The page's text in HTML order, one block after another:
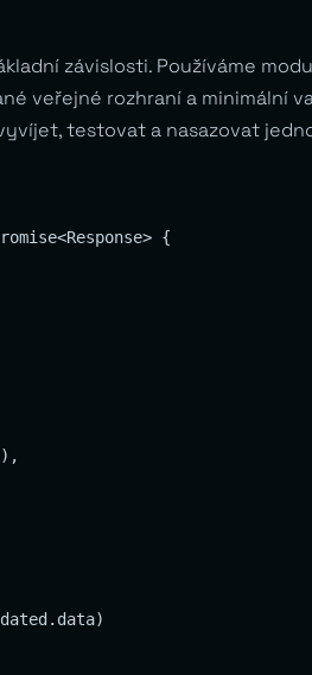
závislosti. Používáme
veřejné rozhraní a minimální
testovat a nasazovat
{